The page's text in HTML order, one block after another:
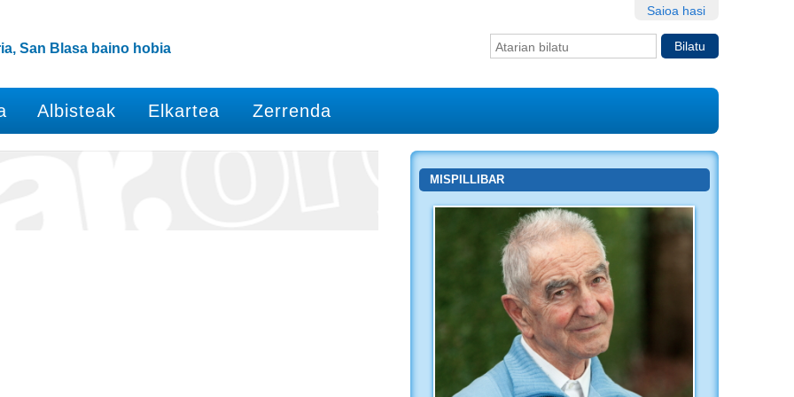
Saioa hasi
Bilatu atarian
San Blasa baino hobia
Albisteak Elkartea Zerrenda
MISPILLIBAR